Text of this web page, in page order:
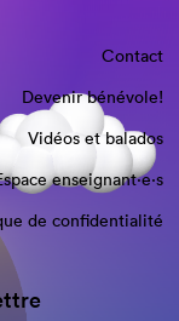
Contact
Devenir bénévole!
Vidéos et balados
enseignant·e⋅s
de confidentialité